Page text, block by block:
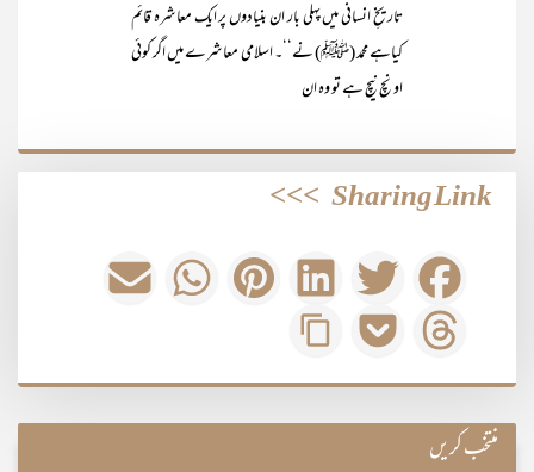
تاریخِ انسانی میں پہلی بار ان بنیادوں پر ایک معاشرہ قائم
کیاہے محمد (ﷺ) نے‘‘۔ اسلامی معاشرے میں اگر کوئی
اونچ نیچ ہے تو وہ ان
Sharing Link
>>>
منتخب کریں